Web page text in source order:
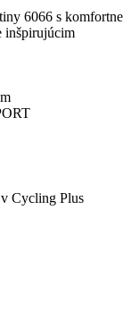
6066 s komfortne
inšpirujúcim
Cycling Plus